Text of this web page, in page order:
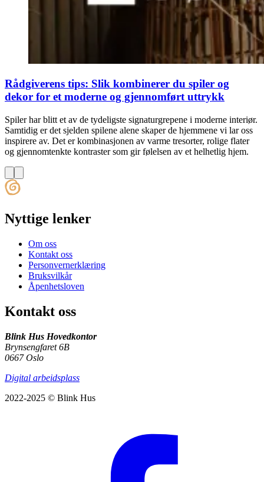
Rådgiverens tips: Slik kombinerer du spiler og
dekor for et moderne og gjennomført uttrykk
Spiler har blitt et av de tydeligste signaturgrepene i moderne interiør.
Samtidig er det sjelden spilene alene skaper de hjemmene vi lar oss
inspirere av. Det er kombinasjonen av varme tresorter, rolige flater
og gjennomtenkte kontraster som gir følelsen av et helhetlig hjem.
Nyttige lenker
Om oss
Kontakt oss
Personvernerklæring
Bruksvilkår
Åpenhetsloven
Kontakt oss
Blink Hus Hovedkontor
Brynsengfaret 6B
0667 Oslo
Digital arbeidsplass
2022-2025 © Blink Hus